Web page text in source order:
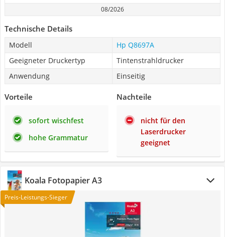
08/2026
Technische Details
Modell
Hp Q8697A
Geeigneter Druckertyp
Tintenstrahldrucker
Anwendung
Einseitig
Vorteile
sofort wischfest
hohe Grammatur
Nachteile
nicht für den
Laserdrucker
geeignet
Koala Fotopapier A3
Preis-Leistungs-Sieger